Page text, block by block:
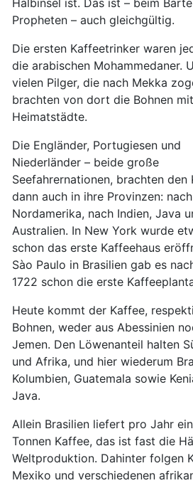
Halbinsel ist. Das ist – beim
Propheten – auch gleichgültig.
Die ersten Kaffeetrinker waren
die arabischen Mohammedaner.
vielen Pilger, die nach Mekka
brachten von dort die Bohnen
Heimatstädte.
Die Engländer, Portugiesen und
Niederländer – beide große
Seefahrernationen, brachten den
dann auch in ihre Provinzen:
Nordamerika, nach Indien, Java
Australien. In New York wurde
schon das erste Kaffeehaus
Sào Paulo in Brasilien gab es
1722 schon die erste
Heute kommt der Kaffee,
Bohnen, weder aus Abessinien
Jemen. Den Löwenanteil halten
und Afrika, und hier wiederum
Kolumbien, Guatemala sowie
Java.
Allein Brasilien liefert pro Jahr
Tonnen Kaffee, das ist fast die
Weltproduktion. Dahinter folgen
Mexiko und verschiedenen